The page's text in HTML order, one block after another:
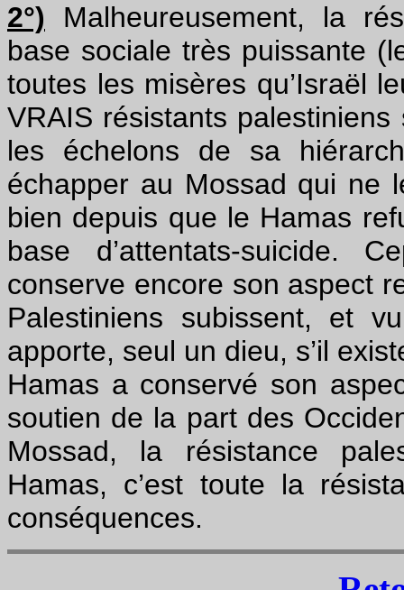
2°) Malheureusement, la
base sociale très puissante
toutes les misères qu’Israël
VRAIS résistants
les échelons de sa
échapper au Mossad qui ne
bien depuis que le Hamas
base d’attentats-suicide.
conserve encore son aspect
Palestiniens subissent, et
apporte, seul un dieu, s’il
Hamas a conservé son
soutien de la part des
Mossad, la résistance
Hamas, c’est toute la
conséquences.